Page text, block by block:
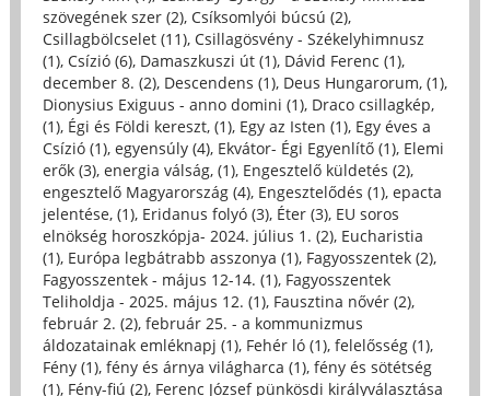
szövegének szer (2), Csíksomlyói búcsú (2),
Csillagbölcselet (11), Csillagösvény - Székelyhimnusz
(1), Csízió (6), Damaszkuszi út (1), Dávid Ferenc (1),
december 8. (2), Descendens (1), Deus Hungarorum, (1),
Dionysius Exiguus - anno domini (1), Draco csillagkép,
(1), Égi és Földi kereszt, (1), Egy az Isten (1), Egy éves a
Csízió (1), egyensúly (4), Ekvátor- Égi Egyenlítő (1), Elemi
erők (3), energia válság, (1), Engesztelő küldetés (2),
engesztelő Magyarország (4), Engesztelődés (1), epacta
jelentése, (1), Eridanus folyó (3), Éter (3), EU soros
elnökség horoszkópja- 2024. július 1. (2), Eucharistia
(1), Európa legbátrabb asszonya (1), Fagyosszentek (2),
Fagyosszentek - május 12-14. (1), Fagyosszentek
Teliholdja - 2025. május 12. (1), Fausztina nővér (2),
február 2. (2), február 25. - a kommunizmus
áldozatainak emléknapj (1), Fehér ló (1), felelősség (1),
Fény (1), fény és árnya világharca (1), fény és sötétség
(1), Fény-fiú (2), Ferenc József pünkösdi királyválasztása